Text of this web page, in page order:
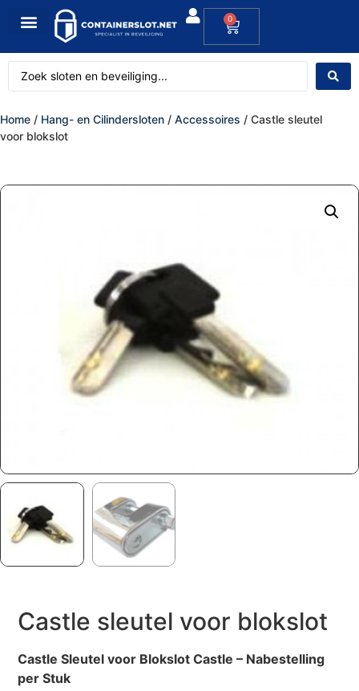
0
Home / Hang- en Cilindersloten / Accessoires / Castle sleutel
voor blokslot
Castle sleutel voor blokslot
Castle Sleutel voor Blokslot Castle – Nabestelling
per Stuk